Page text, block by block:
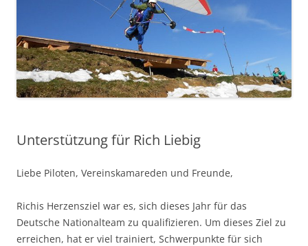
Unterstützung für Rich Liebig
Liebe Piloten, Vereinskamareden und Freunde,
Richis Herzensziel war es, sich dieses Jahr für das
Deutsche Nationalteam zu qualifizieren. Um dieses Ziel zu
erreichen, hat er viel trainiert, Schwerpunkte für sich